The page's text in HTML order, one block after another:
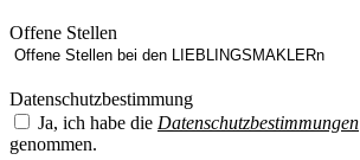
Offene Stellen
Datenschutzbestimmung
Ja, ich habe die Datenschutzbestimmungen
genommen.